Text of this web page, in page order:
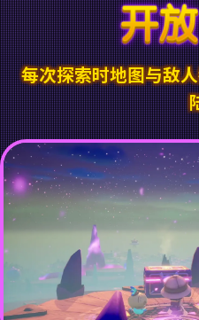
每次探索时地图与敌